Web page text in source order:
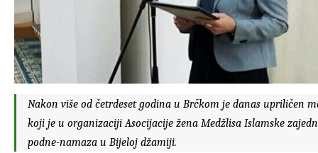
Nakon više od četrdeset godina u Brčkom je danas upriličen
koji je u organizaciji Asocijacije žena Medžlisa Islamske
podne-namaza u Bijeloj džamiji.